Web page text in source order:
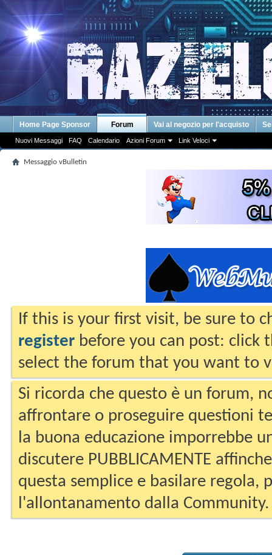
Home Page Sponsor Forum
Nuovi Messaggi FAQ Calendario Azioni Forum Link Veloci
Vai al negozio per l'acquisto
Messaggio vBulletin
If this is your first visit, be sure to
register before you can post: click
select the forum that you want to
Si ricorda che questo è un forum,
affrontare o proseguire questioni
la buona educazione imporrebbe
discutere PUBBLICAMENTE
questa semplice e basilare regola,
l'allontanamento dalla Community.